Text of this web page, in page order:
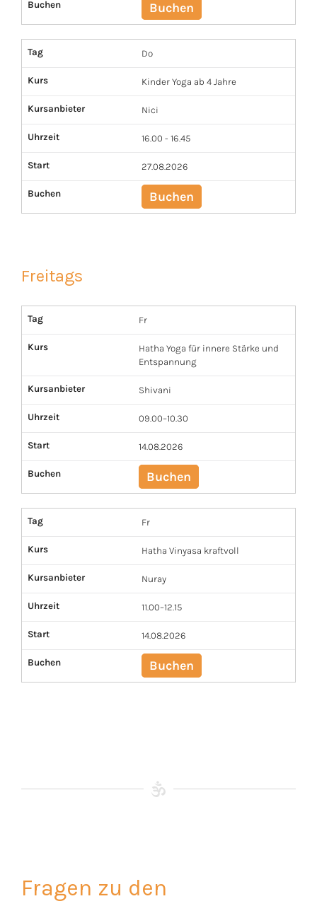
Buchen Buchen
Tag Do
Kurs Kinder Yoga ab 4 Jahre
Kursanbieter Nici
Uhrzeit 16.00 - 16.45
Start 27.08.2026
Buchen Buchen
Freitags
Tag Fr
Kurs
Hatha Yoga für innere Stärke und
Entspannung
Kursanbieter Shivani
Uhrzeit 09.00–10.30
Start 14.08.2026
Buchen Buchen
Tag Fr
Kurs Hatha Vinyasa kraftvoll
Kursanbieter Nuray
Uhrzeit 11.00–12.15
Start 14.08.2026
Buchen Buchen
Fragen zu den